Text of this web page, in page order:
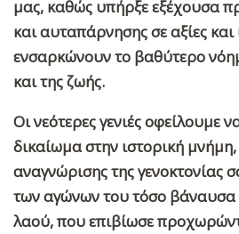
μας, καθώς υπήρξε εξέχουσα
και αυταπάρνησης σε αξίες
ενσαρκώνουν το βαθύτερο
και της ζωής.
Οι νεότερες γενιές οφείλουμε
δικαίωμα στην ιστορική
αναγνώρισης της γενοκτονίας
των αγώνων του τόσο
λαού, που επιβίωσε